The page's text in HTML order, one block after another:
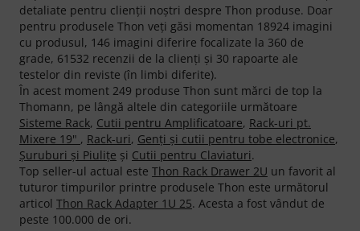
detaliate pentru clienţii noştri despre Thon produse. Doar
pentru produsele Thon veţi găsi momentan 18924 imagini
cu produsul, 146 imagini diferire focalizate la 360 de
grade, 61532 recenzii de la clienţi şi 30 rapoarte ale
testelor din reviste (în limbi diferite).
În acest moment 249 produse Thon sunt mărci de top la
Thomann, pe lângă altele din categoriile următoare
Sisteme Rack, Cutii pentru Amplificatoare, Rack-uri pt.
Mixere 19" , Rack-uri, Genți și cutii pentru tobe electronice,
Şuruburi şi Piuliţe şi Cutii pentru Claviaturi.
Top seller-ul actual este Thon Rack Drawer 2U un favorit al
tuturor timpurilor printre produsele Thon este următorul
articol Thon Rack Adapter 1U 25. Acesta a fost vândut de
peste 100.000 de ori.